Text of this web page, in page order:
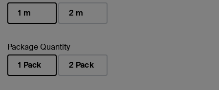
1 m
2 m
Package Quantity
1 Pack
2 Pack